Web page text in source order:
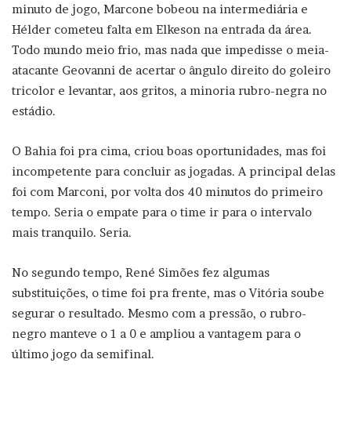
minuto de jogo, Marcone bobeou na intermediária e
Hélder cometeu falta em Elkeson na entrada da área.
Todo mundo meio frio, mas nada que impedisse o meia-
atacante Geovanni de acertar o ângulo direito do goleiro
tricolor e levantar, aos gritos, a minoria rubro-negra no
estádio.
O Bahia foi pra cima, criou boas oportunidades, mas foi
incompetente para concluir as jogadas. A principal delas
foi com Marconi, por volta dos 40 minutos do primeiro
tempo. Seria o empate para o time ir para o intervalo
mais tranquilo. Seria.
No segundo tempo, René Simões fez algumas
substituições, o time foi pra frente, mas o Vitória soube
segurar o resultado. Mesmo com a pressão, o rubro-
negro manteve o 1 a 0 e ampliou a vantagem para o
último jogo da semifinal.